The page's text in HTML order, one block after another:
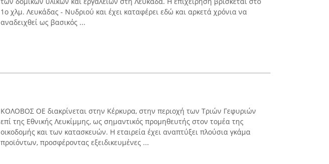
1ο χλμ. Λευκάδας - Νυδριού και έχει καταφέρει εδώ και αρκετά χρόνια να
αναδειχθεί ως βασικός ...
ΚΟΛΟΒΟΣ ΟΕ διακρίνεται στην Κέρκυρα, στην περιοχή των Τριών Γεφυριών
επί της Εθνικής Λευκίμμης, ως σημαντικός προμηθευτής στον τομέα της
οικοδομής και των κατασκευών. Η εταιρεία έχει αναπτύξει πλούσια γκάμα
προϊόντων, προσφέροντας εξειδικευμένες ...